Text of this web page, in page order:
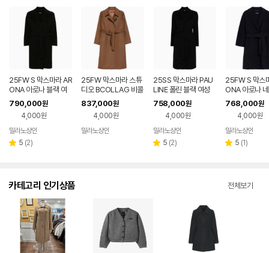
25FW S 막스마라 AR
ONA 아로나 블랙 여
성 코트 252 901607
1600 013
790,000원
4,000원
밀라노상인
별 5 리
(2)
25FW 막스마라 스튜
디오 BCOLLAG 비콜
라지 브라운 여성 코트
252 601617 2600
056
837,000원
4,000원
밀라노상인
25SS 막스마라 PAU
LINE 폴린 블랙 여성
코트 251 90111216
00 013
758,000원
4,000원
밀라노상인
별 5 리
(2)
25FW S 막스
ONA 아로나
여성 코트
07 1600 012
768,000원
4,000원
밀라노상인
별 5 리
(1)
카테고리 인기상품 전체보기